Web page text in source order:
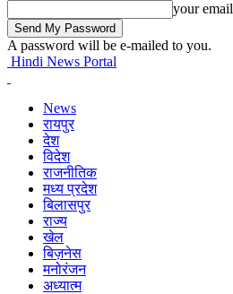
your email
A password will be e-mailed to you.
Hindi News Portal
News
रायपुर
देश
विदेश
राजनीतिक
मध्य प्रदेश
बिलासपुर
राज्य
खेल
बिज़नेस
मनोरंजन
अध्यात्म